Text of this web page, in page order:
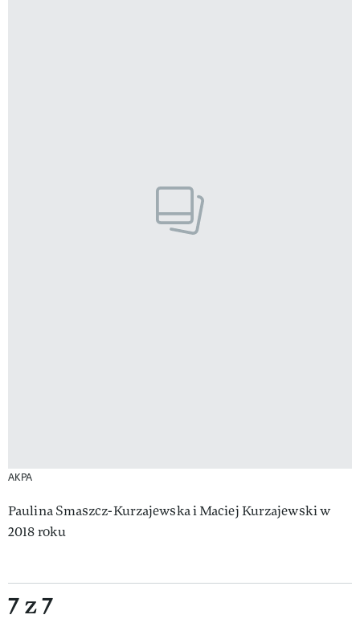
AKPA
Paulina Smaszcz-Kurzajewska i Maciej Kurzajewski w
2018 roku
7 z 7